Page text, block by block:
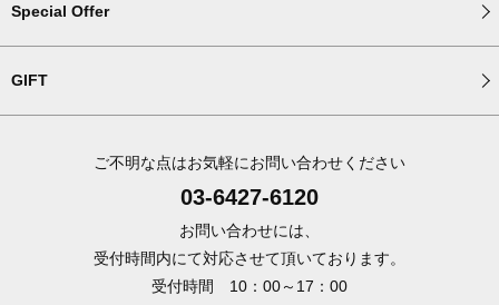
Special Offer
GIFT
ご不明な点はお気軽にお問い合わせください
03-6427-6120
お問い合わせには、
受付時間内にて対応させて頂いております。
受付時間 10：00～17：00